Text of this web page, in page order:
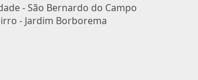
-São Bernardo do Campo
- Jardim Borborema